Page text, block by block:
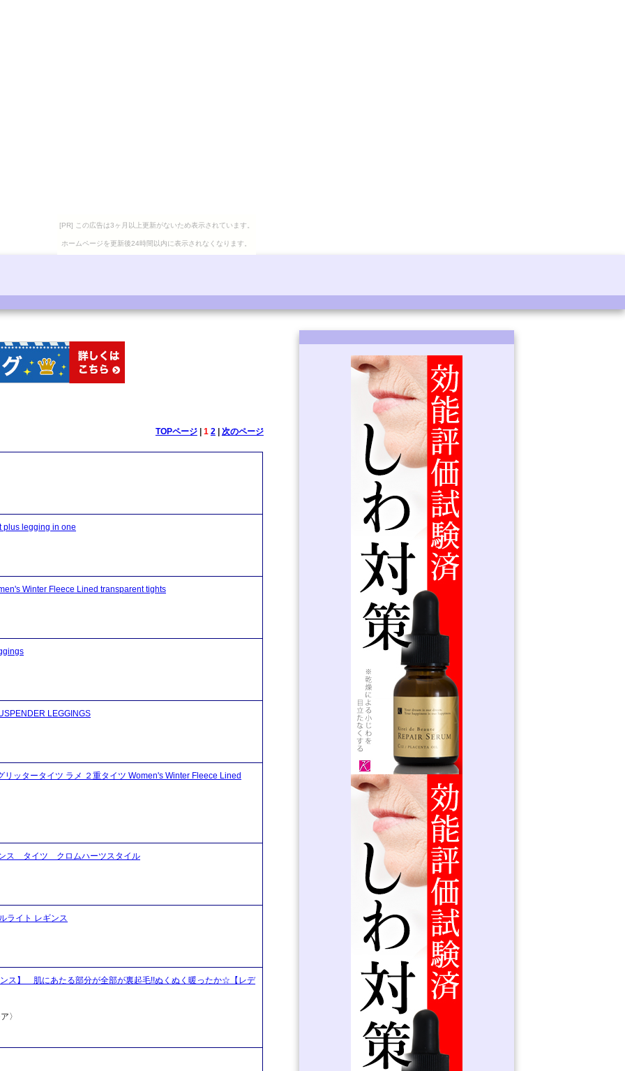
[PR] この広告は3ヶ月以上更新がないため表示されています。
ホームページを更新後24時間以内に表示されなくなります。
TOPページ| 1 2| 次のページ
plus legging in one
Winter Fleece Lined transparent tights
LEGGINGS
ッタータイツ ラメ ２重タイツ Women's Winter Fleece Lined
ス タイツ クロムハーツスタイル
ライト レギンス
ス】 肌にあたる部分が全部が裏起毛!!ぬくぬく暖ったか☆【レデ
〉